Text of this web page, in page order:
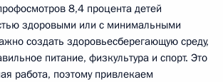
8,4 процента детей
здоровыми или с минимальными
создать здоровьесберегающую среду,
питание, физкультура и спорт. Это
работа, поэтому привлекаем